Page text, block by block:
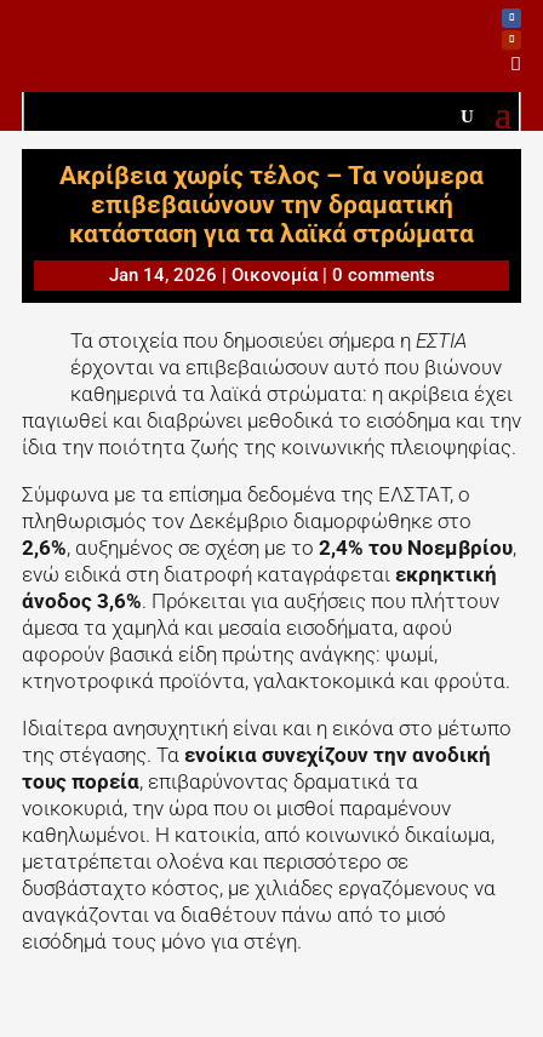

Ακρίβεια χωρίς τέλος – Τα νούμερα
επιβεβαιώνουν την δραματική
κατάσταση για τα λαϊκά στρώματα
Jan 14, 2026 | Οικονομία| 0 comments
Τα στοιχεία που δημοσιεύει σήμερα η ΕΣΤΙΑ
έρχονται να επιβεβαιώσουν αυτό που βιώνουν
καθημερινά τα λαϊκά στρώματα: η ακρίβεια έχει
παγιωθεί και διαβρώνει μεθοδικά το εισόδημα και την
ίδια την ποιότητα ζωής της κοινωνικής πλειοψηφίας.
Σύμφωνα με τα επίσημα δεδομένα της ΕΛΣΤΑΤ, ο
πληθωρισμός τον Δεκέμβριο διαμορφώθηκε στο
2,6%, αυξημένος σε σχέση με το 2,4% του Νοεμβρίου,
ενώ ειδικά στη διατροφή καταγράφεται εκρηκτική
άνοδος 3,6%. Πρόκειται για αυξήσεις που πλήττουν
άμεσα τα χαμηλά και μεσαία εισοδήματα, αφού
αφορούν βασικά είδη πρώτης ανάγκης: ψωμί,
κτηνοτροφικά προϊόντα, γαλακτοκομικά και φρούτα.
Ιδιαίτερα ανησυχητική είναι και η εικόνα στο μέτωπο
της στέγασης. Τα ενοίκια συνεχίζουν την ανοδική
τους πορεία, επιβαρύνοντας δραματικά τα
νοικοκυριά, την ώρα που οι μισθοί παραμένουν
καθηλωμένοι. Η κατοικία, από κοινωνικό δικαίωμα,
μετατρέπεται ολοένα και περισσότερο σε
δυσβάσταχτο κόστος, με χιλιάδες εργαζόμενους να
αναγκάζονται να διαθέτουν πάνω από το μισό
εισόδημά τους μόνο για στέγη.